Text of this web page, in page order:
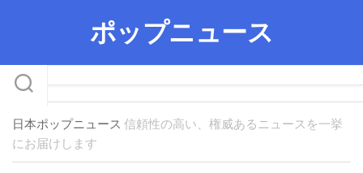
ポップニュース
日本ポップニュース 信頼性の高い、権威あるニュースを一挙
にお届けします